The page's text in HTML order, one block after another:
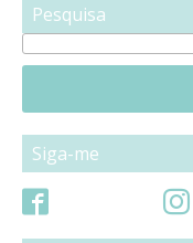
Pesquisa
Siga-me